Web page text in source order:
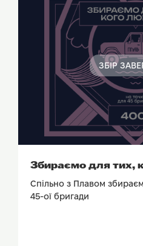
ЗБІР
Збираємо для тих,
Спільно з Плавом
45-ої бригади